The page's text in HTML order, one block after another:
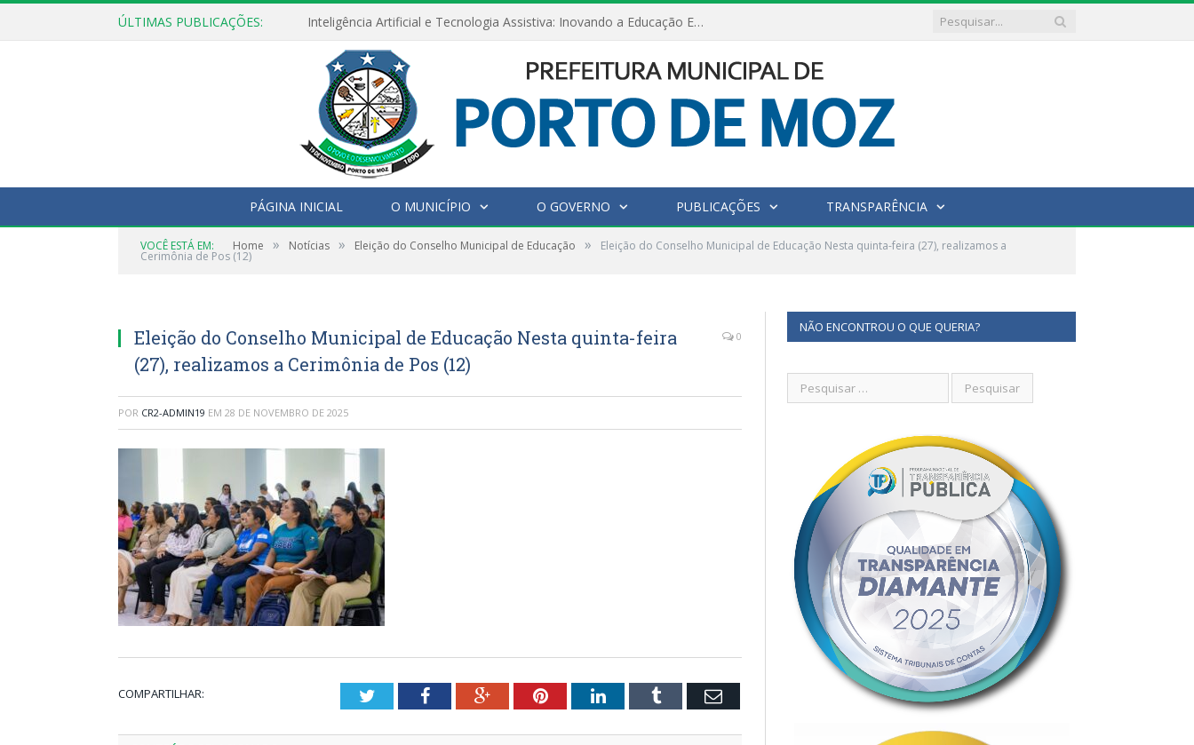
ÚLTIMAS PUBLICAÇÕES: Inteligência Artificial e Tecnologia Assistiva: Inovando a Educação Especial e Inclusiva
PÁGINA INICIAL O MUNICÍPIO O GOVERNO PUBLICAÇÕES TRANSPARÊNCIA
VOCÊ ESTÁ EM: Home » Notícias » Eleição do Conselho Municipal de Educação » Eleição do Conselho Municipal de Educação Nesta quinta-feira (27), realizamos a
Cerimônia de Pos (12)
Eleição do Conselho Municipal de Educação Nesta quinta-feira
(27), realizamos a Cerimônia de Pos (12)
0
POR CR2-ADMIN19 EM 28 DE NOVEMBRO DE 2025
COMPARTILHAR: TwitterFacebookGoogle+PinterestLinkedInTumblr Email
NÃO ENCONTROU O QUE QUERIA?